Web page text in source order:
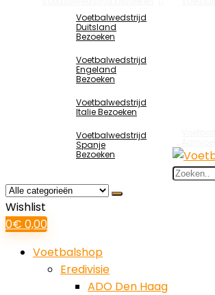
Voetbalwedstrijd
Duitsland
Bezoeken
Voetbalwedstrijd
Engeland
Bezoeken
Voetbalwedstrijd
Italie Bezoeken
Voetbalwedstrijd
Spanje
Bezoeken
Search
Wishlist
0€ 0,00
Voetbalshop
Eredivisie
ADO Den Haag